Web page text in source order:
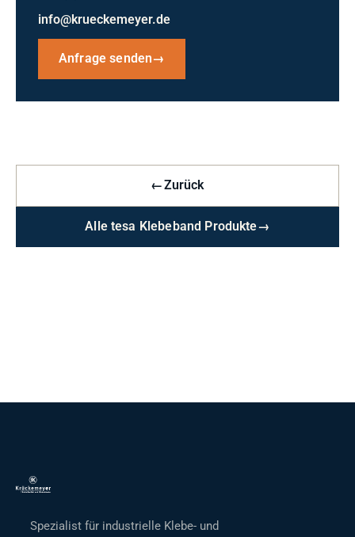
info@krueckemeyer.de
Anfrage senden→
←Zurück
Alle tesa Klebeband Produkte→
Spezialist für industrielle Klebe- und